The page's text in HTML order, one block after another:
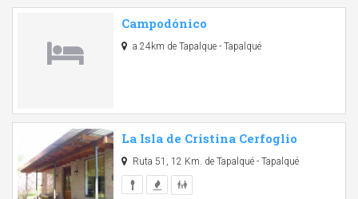
Campodónico
a 24km de Tapalque - Tapalqué
La Isla de Cristina Cerfoglio
Ruta 51, 12 Km. de Tapalqué - Tapalqué